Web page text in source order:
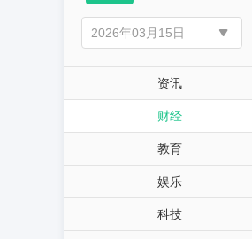
资讯
财经
教育
娱乐
科技